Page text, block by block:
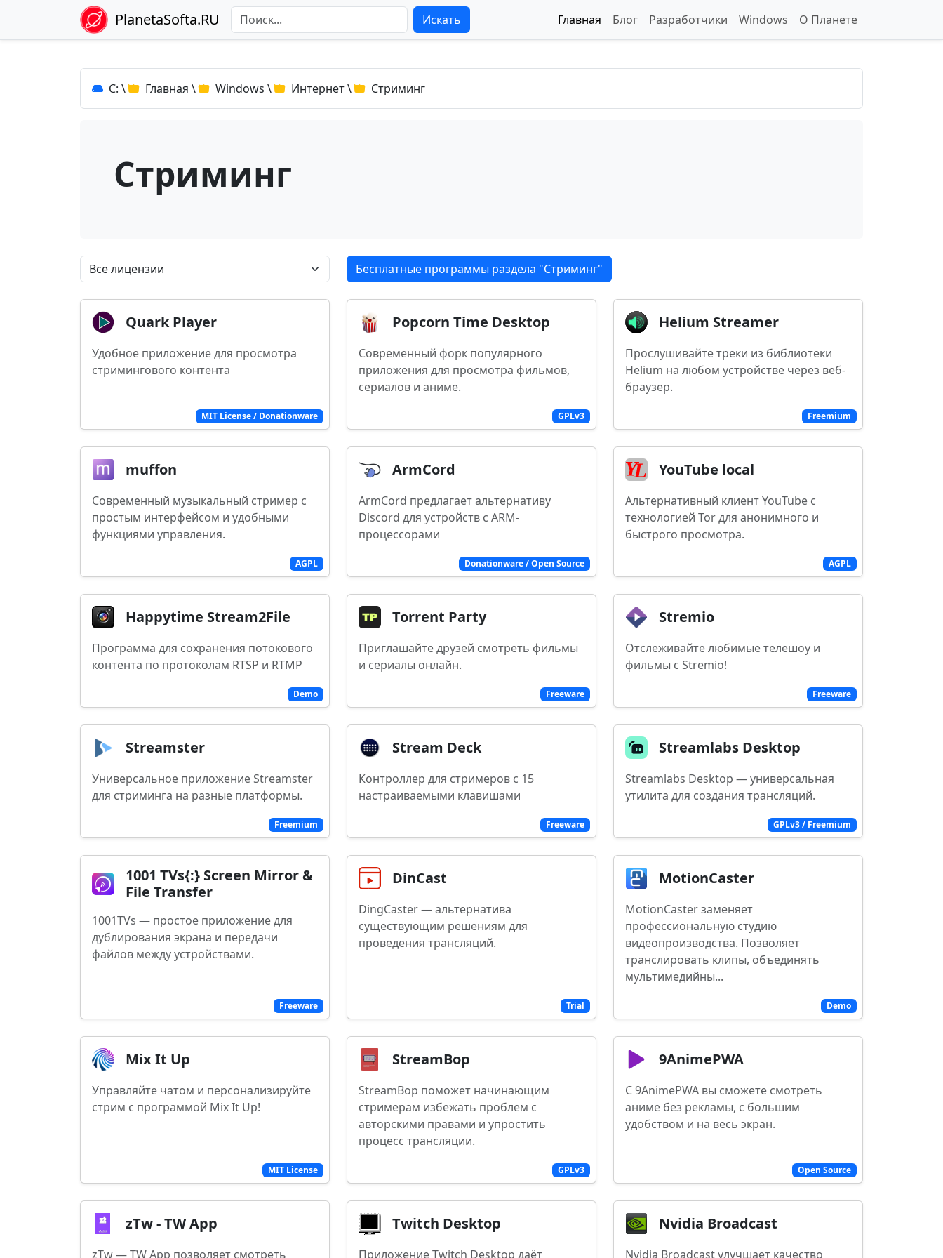
PlanetaSofta.RU Искать Главная Блог Разработчики Windows О Планете
C: \ Главная \ Windows \ Интернет\ Стриминг
Стриминг
Бесплатные программы раздела "Стриминг"
MIT License / Donationware
Quark Player
Удобное приложение для просмотра
стримингового контента
GPLv3
Popcorn Time Desktop
Современный форк популярного
приложения для просмотра фильмов,
сериалов и аниме.
Freemium
Helium Streamer
Прослушивайте треки из библиотеки
Helium на любом устройстве через веб-
браузер.
AGPL
muffon
Современный музыкальный стример с
простым интерфейсом и удобными
функциями управления.
Donationware / Open Source
ArmCord
ArmCord предлагает альтернативу
Discord для устройств с ARM-
процессорами
AGPL
YouTube local
Альтернативный клиент YouTube с
технологией Tor для анонимного и
быстрого просмотра.
Demo
Happytime Stream2File
Программа для сохранения потокового
контента по протоколам RTSP и RTMP
Freeware
Torrent Party
Приглашайте друзей смотреть фильмы
и сериалы онлайн.
Freeware
Stremio
Отслеживайте любимые телешоу и
фильмы с Stremio!
Freemium
Streamster
Универсальное приложение Streamster
для стриминга на разные платформы.
Freeware
Stream Deck
Контроллер для стримеров с 15
настраиваемыми клавишами
GPLv3 / Freemium
Streamlabs Desktop
Streamlabs Desktop — универсальная
утилита для создания трансляций.
Freeware
1001 TVs{:} Screen Mirror &
File Transfer
1001TVs — простое приложение для
дублирования экрана и передачи
файлов между устройствами.
Trial
DinCast
DingCaster — альтернатива
существующим решениям для
проведения трансляций.
Demo
MotionCaster
MotionCaster заменяет
профессиональную студию
видеопроизводства. Позволяет
транслировать клипы, объединять
мультимедийны...
MIT License
Mix It Up
Управляйте чатом и персонализируйте
стрим с программой Mix It Up!
GPLv3
StreamBop
StreamBop поможет начинающим
стримерам избежать проблем с
авторскими правами и упростить
процесс трансляции.
Open Source
9AnimePWA
С 9AnimePWA вы сможете смотреть
аниме без рекламы, с большим
удобством и на весь экран.
zTw - TW App
zTw — TW App позволяет смотреть
Twitch Desktop
Приложение Twitch Desktop даёт
Nvidia Broadcast
Nvidia Broadcast улучшает качество